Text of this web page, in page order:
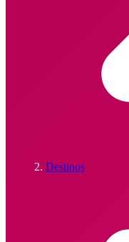
Destinos